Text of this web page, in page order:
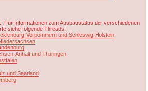
Für Informationen zum Ausbaustatus der verschiedenen
siehe folgende Threads:
Vorpommern und Schleswig-Holstein
Anhalt und Thüringen
und Saarland